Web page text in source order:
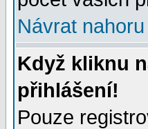
Návrat nahoru
Když kliknu
přihlášení!
Pouze